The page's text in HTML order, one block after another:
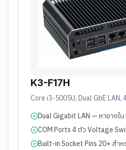
K3-F17H
Core i3-5005U, Dual GbE LAN,
Dual Gigabit LAN — หายากใน
COM Ports 4 ตัว Voltage
Built-in Socket Pins 20+ สำ